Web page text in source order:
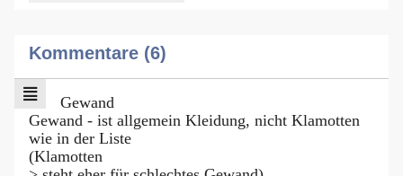
Kommentare (6)
Gewand
Gewand - ist allgemein Kleidung, nicht Klamotten
wie in der Liste
(Klamotten